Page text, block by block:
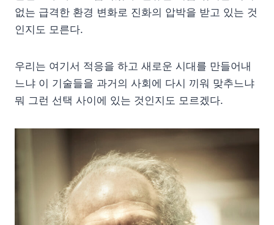
없는 급격한 환경 변화로 진화의 압박을 받고 있는 것
인지도 모른다.
우리는 여기서 적응을 하고 새로운 시대를 만들어내
느냐 이 기술들을 과거의 사회에 다시 끼워 맞추느냐
뭐 그런 선택 사이에 있는 것인지도 모르겠다.